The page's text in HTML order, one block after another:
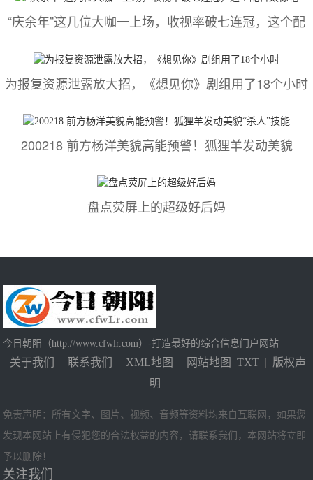
“庆余年”这几位大咖一上场，收视率破七连冠，这个配
为报复资源泄露放大招，《想见你》剧组用了18个小时
200218 前方杨洋美貌高能预警！狐狸羊发动美貌
盘点荧屏上的超级好后妈
今日朝阳（http://www.cfwlr.com）-打造最好的综合信息门户网站
关于我们 | 联系我们 | XML地图 | 网站地图 TXT | 版权声
明
免责声明：所有文字、图片、视频、音频等资料均来自互联网，如果您
发现本网站上有侵犯您的合法权益的内容，请联系我们，本网站将立即
予以删除！
关注我们